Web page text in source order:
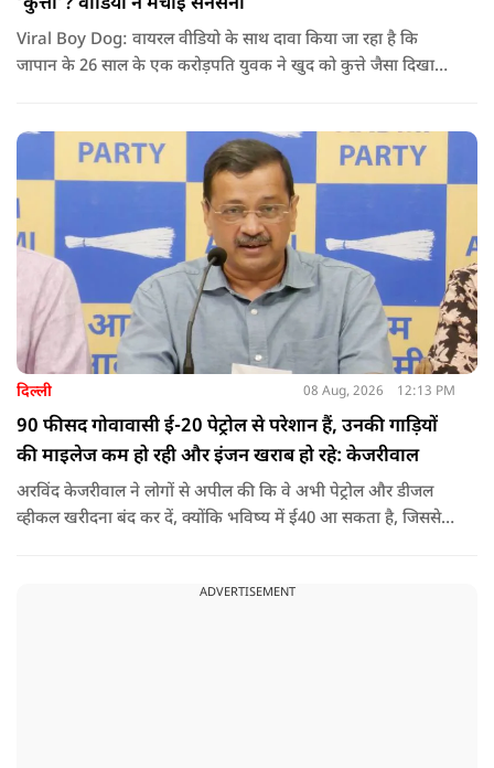
Viral Boy Dog: वायरल वीडियो के साथ दावा किया जा रहा है कि
जापान के 26 साल के एक करोड़पति युवक ने खुद को कुत्ते जैसा दिखाने
करवाईं और अब वह कुत्ते की तरह दिखने, चलने और रहने की कोशिश
करता है.
दिल्ली 08 Aug, 2026 12:13 PM
90 फीसद गोवावासी ई-20 पेट्रोल से परेशान हैं, उनकी गाड़ियों
की माइलेज कम हो रही और इंजन खराब हो रहे: केजरीवाल
अरविंद केजरीवाल ने लोगों से अपील की कि वे अभी पेट्रोल और डीजल
व्हीकल खरीदना बंद कर दें, क्योंकि भविष्य में ई40 आ सकता है, जिससे
ADVERTISEMENT